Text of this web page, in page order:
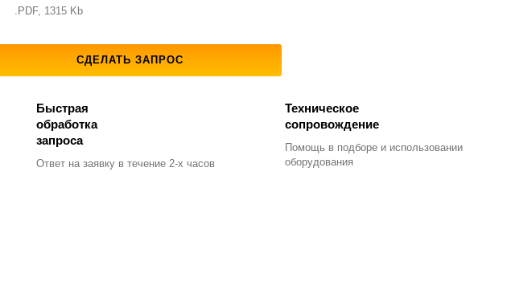
.PDF, 1315 Kb
СДЕЛАТЬ ЗАПРОС
Быстрая
обработка
запроса
Ответ на заявкув течение 2-х часов
Техническое
сопровождение
Помощь в подбореи использовании
оборудования